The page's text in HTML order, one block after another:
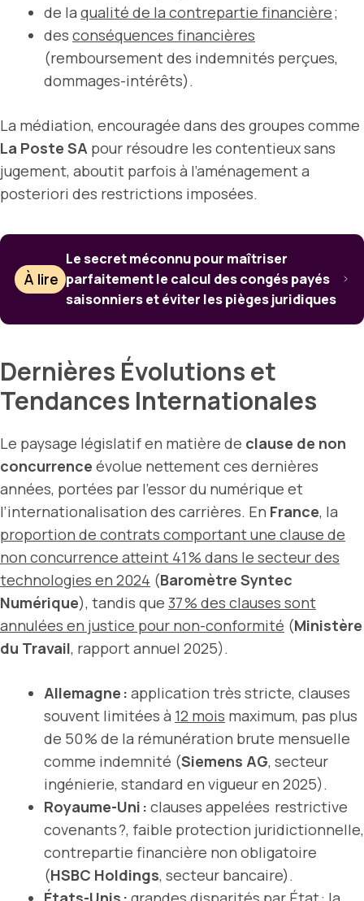
de la qualité de la contrepartie financière;
des conséquences financières
(remboursement des indemnités perçues,
dommages-intérêts).
La médiation, encouragée dans des groupes comme
La Poste SA pour résoudre les contentieux sans
jugement, aboutit parfois à l’aménagement a
posteriori des restrictions imposées.
À lire
Le secret méconnu pour maîtriser
parfaitement le calcul des congés payés
saisonniers et éviter les pièges juridiques
Dernières Évolutions et
Tendances Internationales
Le paysage législatif en matière de clause de non
concurrence évolue nettement ces dernières
années, portées par l’essor du numérique et
l’internationalisation des carrières. En France, la
proportion de contrats comportant une clause de
non concurrence atteint 41 % dans le secteur des
technologies en 2024 (Baromètre Syntec
Numérique), tandis que 37 % des clauses sont
annulées en justice pour non-conformité (Ministère
du Travail, rapport annuel 2025).
Allemagne : application très stricte, clauses
souvent limitées à 12 mois maximum, pas plus
de 50 % de la rémunération brute mensuelle
comme indemnité (Siemens AG, secteur
ingénierie, standard en vigueur en 2025).
Royaume-Uni : clauses appelées restrictive
covenants ?, faible protection juridictionnelle,
contrepartie financière non obligatoire
(HSBC Holdings, secteur bancaire).